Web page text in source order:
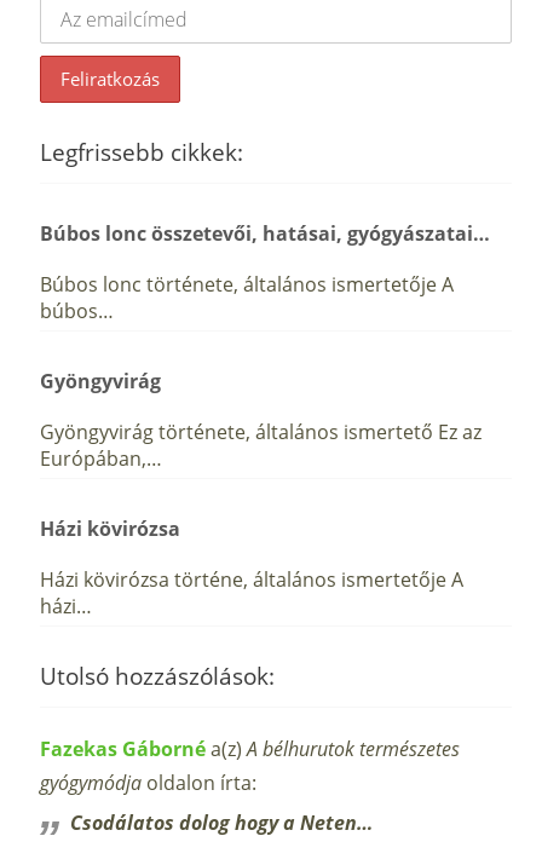
Legfrissebb cikkek:
Búbos lonc összetevői, hatásai, gyógyászatai…
Búbos lonc története, általános ismertetője A
búbos…
Gyöngyvirág
Gyöngyvirág története, általános ismertető Ez az
Európában,…
Házi kövirózsa
Házi kövirózsa történe, általános ismertetője A
házi…
Utolsó hozzászólások:
Fazekas Gábornéa(z)A bélhurutok természetes
gyógymódja oldalon írta:
Csodálatos dolog hogy a Neten…